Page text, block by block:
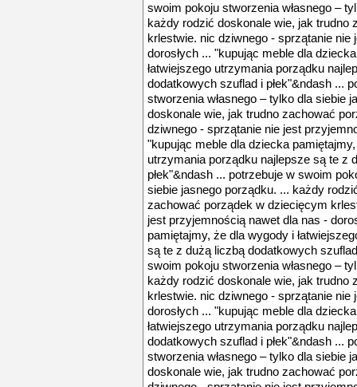
swoim pokoju stworzenia własnego –
każdy rodzić doskonale wie, jak
krlestwie. nic dziwnego - sprzątanie
dorosłych ... "kupując meble dla
łatwiejszego utrzymania porządku
dodatkowych szuflad i płek"&ndash ...
stworzenia własnego – tylko dla siebie
doskonale wie, jak trudno zachować
dziwnego - sprzątanie nie jest
"kupując meble dla dziecka
utrzymania porządku najlepsze są te z
płek"&ndash ... potrzebuje w swoim
siebie jasnego porządku. ... każdy
zachować porządek w dziecięcym
jest przyjemnością nawet dla nas -
pamiętajmy, że dla wygody i
są te z dużą liczbą dodatkowych
swoim pokoju stworzenia własnego –
każdy rodzić doskonale wie, jak
krlestwie. nic dziwnego - sprzątanie
dorosłych ... "kupując meble dla
łatwiejszego utrzymania porządku
dodatkowych szuflad i płek"&ndash ...
stworzenia własnego – tylko dla siebie
doskonale wie, jak trudno zachować